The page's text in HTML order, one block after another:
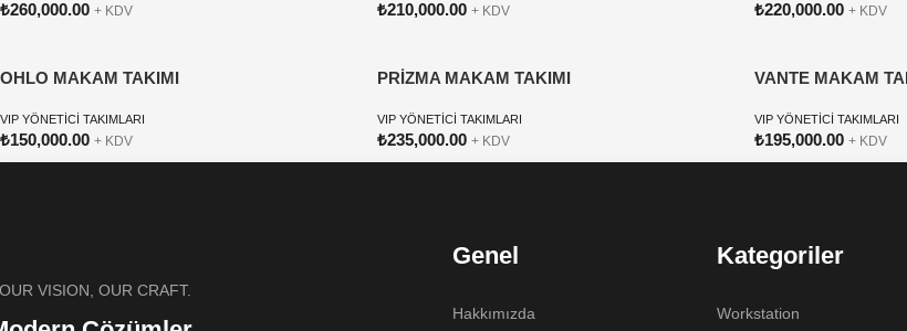
₺260,000.00 + KDV ₺210,000.00 + KDV ₺220,000.00 + KDV
OHLO MAKAM TAKIMI
VIP YÖNETİCİ TAKIMLARI
₺150,000.00 + KDV
PRİZMA MAKAM TAKIMI
VIP YÖNETİCİ TAKIMLARI
₺235,000.00 + KDV
VANTE MAKAM
VIP YÖNETİCİ TAKIMLARI
₺195,000.00 + KDV
VISION, OUR CRAFT.
Genel
Hakkımızda
Kategoriler
Workstation